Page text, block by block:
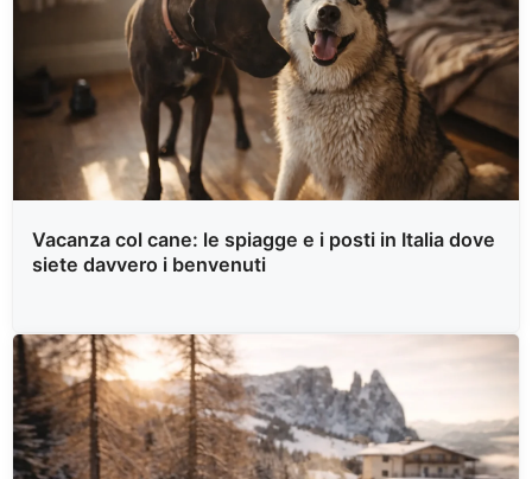
Vacanza col cane: le spiagge e i posti in Italia dove
siete davvero i benvenuti